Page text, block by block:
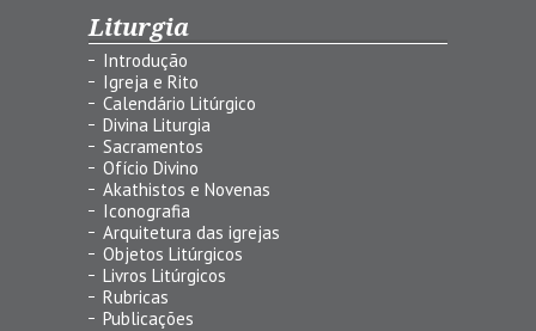
Liturgia
Introdução
Igreja e Rito
Calendário Litúrgico
Divina Liturgia
Sacramentos
Ofício Divino
Akathistos e Novenas
Iconografia
Arquitetura das igrejas
Objetos Litúrgicos
Livros Litúrgicos
Rubricas
Publicações